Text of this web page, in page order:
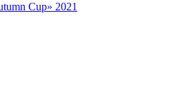
Cup» 2021